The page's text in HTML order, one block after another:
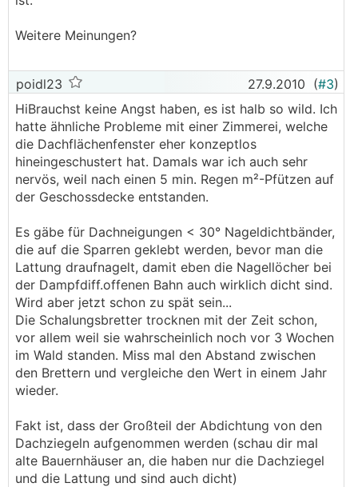
Weitere Meinungen?
poidl23 27.9.2010 (#3)
HiBrauchst keine Angst haben, es ist halb so wild. Ich
hatte ähnliche Probleme mit einer Zimmerei, welche
die Dachflächenfenster eher konzeptlos
hineingeschustert hat. Damals war ich auch sehr
nervös, weil nach einen 5 min. Regen m²-Pfützen auf
der Geschossdecke entstanden.
Es gäbe für Dachneigungen < 30° Nageldichtbänder,
die auf die Sparren geklebt werden, bevor man die
Lattung draufnagelt, damit eben die Nagellöcher bei
der Dampfdiff.offenen Bahn auch wirklich dicht sind.
Wird aber jetzt schon zu spät sein...
Die Schalungsbretter trocknen mit der Zeit schon,
vor allem weil sie wahrscheinlich noch vor 3 Wochen
im Wald standen. Miss mal den Abstand zwischen
den Brettern und vergleiche den Wert in einem Jahr
wieder.
Fakt ist, dass der Großteil der Abdichtung von den
Dachziegeln aufgenommen werden (schau dir mal
alte Bauernhäuser an, die haben nur die Dachziegel
und die Lattung und sind auch dicht)